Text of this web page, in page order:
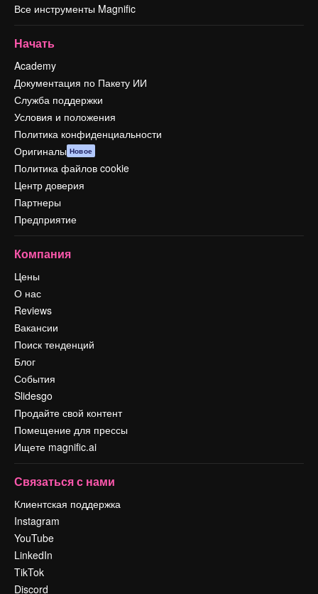
Все инструменты Magnific
Начать
Academy
Документация по Пакету ИИ
Служба поддержки
Условия и положения
Политика конфиденциальности
Оригиналы Новое
Политика файлов cookie
Центр доверия
Партнеры
Предприятие
Компания
Цены
О нас
Reviews
Вакансии
Поиск тенденций
Блог
События
Slidesgo
Продайте свой контент
Помещение для прессы
Ищете magnific.ai
Связаться с нами
Клиентская поддержка
Instagram
YouTube
LinkedIn
TikTok
Discord